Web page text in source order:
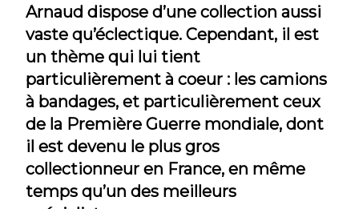
Arnaud dispose d’une collection aussi
vaste qu’éclectique. Cependant, il est
un thème qui lui tient
particulièrement à coeur : les camions
à bandages, et particulièrement ceux
de la Première Guerre mondiale, dont
il est devenu le plus gros
collectionneur en France, en même
temps qu’un des meilleurs